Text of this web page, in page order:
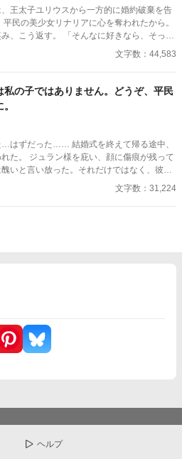
ことを愛していたのですが、ある事件がき
ン様から離れていく。 設定ゆるゆる
い展開のお話が2話
王太子ユリウスから一方的に婚約破棄を告
そんなに好きなら、そっち
稿済みです。 ＊1
文字数：44,583
私の子ではありません。どうぞ、平民
結婚式を終えて帰る途中、
傷痕が残って
いと言い放った。それだけではなく、彼の
れて来て、彼女が産む子を私達の子として
讐す
文字数：31,224
ヘルプ